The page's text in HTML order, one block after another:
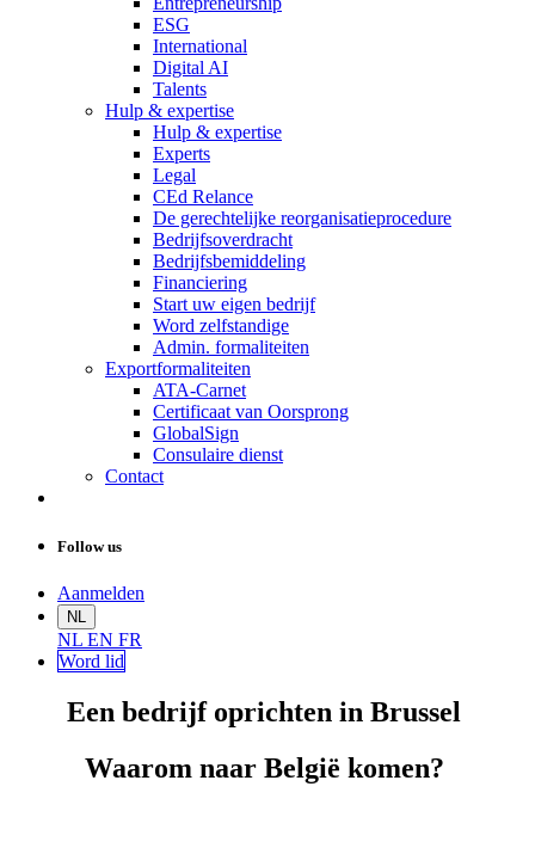
ESG
International
Digital AI
Talents
Hulp & expertise
Hulp & expertise
Experts
Legal
CEd Relance
De gerechtelijke reorganisatieprocedure
Bedrijfsoverdracht
Bedrijfsbemiddeling
Financiering
Start uw eigen bedrijf
Word zelfstandige
Admin. formaliteiten
Exportformaliteiten
ATA-Carnet
Certificaat van Oorsprong
GlobalSign
Consulaire dienst
Contact
Follow us
Aanmelden
NL
NL EN FR
Word lid
Een bedrijf oprichten in Brussel
Waarom naar België komen?